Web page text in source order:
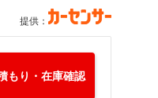
提供：
もり・在庫確認